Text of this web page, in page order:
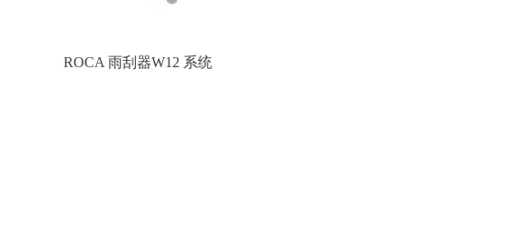
ROCA 雨刮器W12 系统